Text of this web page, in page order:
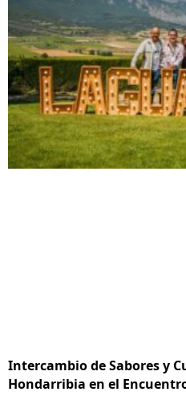
Intercambio de Sabores y
Hondarribia en el